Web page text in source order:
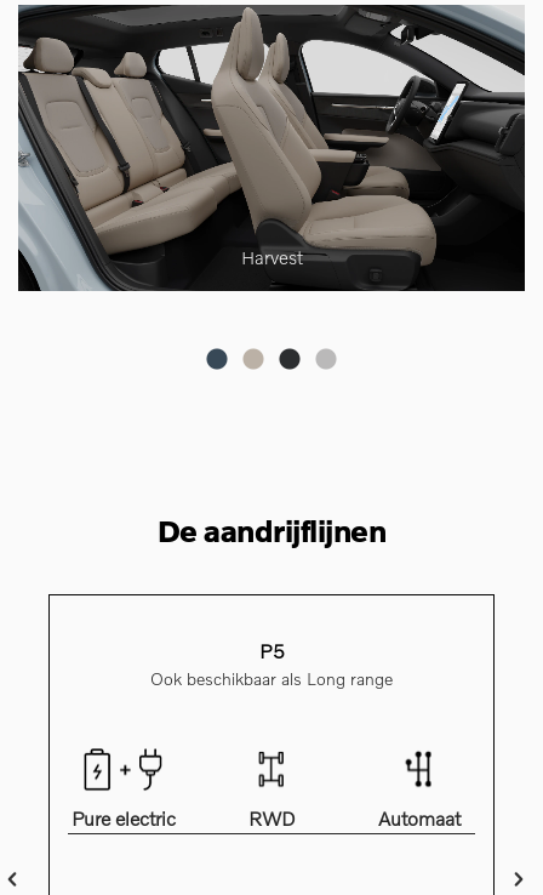
Harvest
De aandrijflijnen
P5
Ook beschikbaar als Long range
Pure electric RWD Automaat